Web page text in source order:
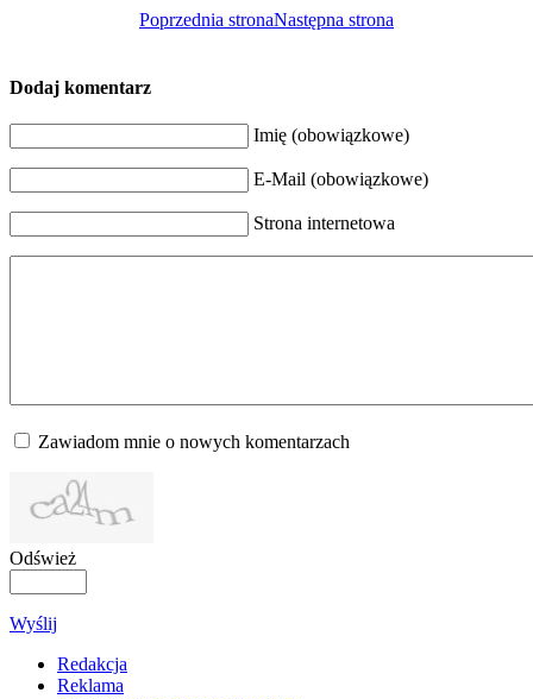
Poprzednia stronaNastępna strona
Dodaj komentarz
Imię (obowiązkowe)
E-Mail (obowiązkowe)
Strona internetowa
Zawiadom mnie o nowych komentarzach
Odśwież
Wyślij
Redakcja
Reklama